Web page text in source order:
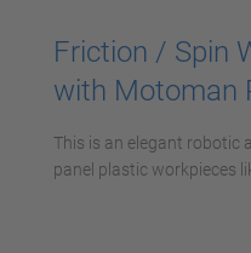
Friction / Spin
with Motoman
This is an elegant robotic
panel plastic workpieces